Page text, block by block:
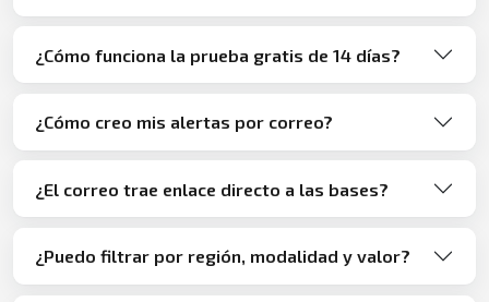
¿Cómo funciona la prueba gratis de 14 días?
¿Cómo creo mis alertas por correo?
¿El correo trae enlace directo a las bases?
¿Puedo filtrar por región, modalidad y valor?